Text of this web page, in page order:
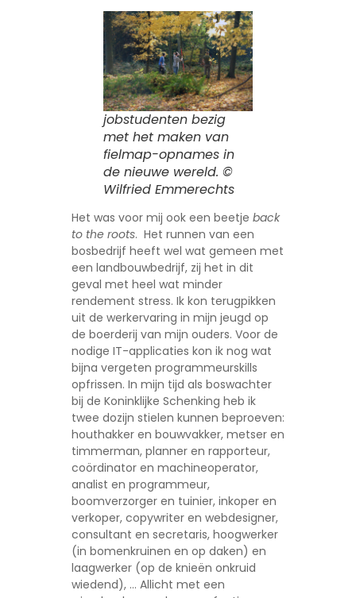
jobstudenten bezig
met het maken van
fielmap-opnames in
de nieuwe wereld. ©
Wilfried Emmerechts
Het was voor mij ook een beetje back
to the roots. Het runnen van een
bosbedrijf heeft wel wat gemeen met
een landbouwbedrijf, zij het in dit
geval met heel wat minder
rendement stress. Ik kon terugpikken
uit de werkervaring in mijn jeugd op
de boerderij van mijn ouders. Voor de
nodige IT-applicaties kon ik nog wat
bijna vergeten programmeurskills
opfrissen. In mijn tijd als boswachter
bij de Koninklijke Schenking heb ik
twee dozijn stielen kunnen beproeven:
houthakker en bouwvakker, metser en
timmerman, planner en rapporteur,
coördinator en machineoperator,
analist en programmeur,
boomverzorger en tuinier, inkoper en
verkoper, copywriter en webdesigner,
consultant en secretaris, hoogwerker
(in bomenkruinen en op daken) en
laagwerker (op de knieën onkruid
wiedend), … Allicht met een